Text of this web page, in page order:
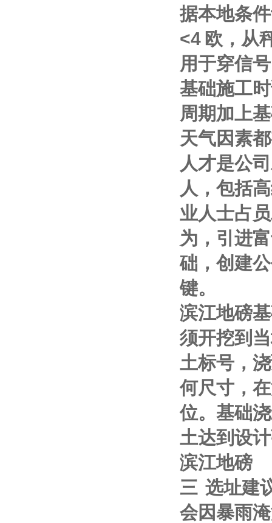
据本地条
<4 欧，从
用于穿信
基础施工
周期加上
天气因素
人才是公
人，包括
业人士占
为，引进
础，创建
键。
滨江地磅
须开挖到
土标号，
何尺寸，
位。基础
土达到设
滨江地磅
三 选址建
会因暴雨